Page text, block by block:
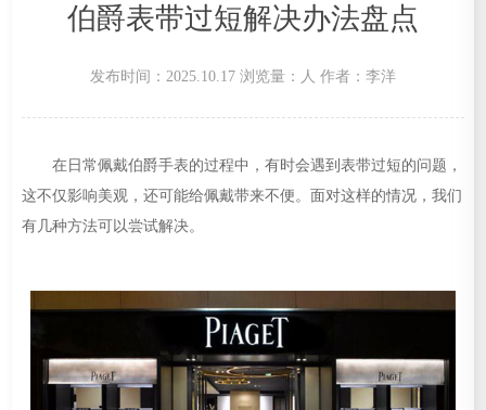
伯爵表带过短解决办法盘点
发布时间：2025.10.17 浏览量： 人 作者：李洋
在日常佩戴伯爵手表的过程中，有时会遇到表带过短的问题，
这不仅影响美观，还可能给佩戴带来不便。面对这样的情况，我们
有几种方法可以尝试解决。